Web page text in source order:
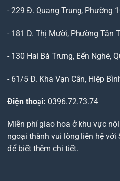
- 229 Đ. Quang Trung, Phường
- 181 D. Thị Mười, Phường Tân
- 130 Hai Bà Trưng, Bến Nghé,
- 61/5 Đ. Kha Vạn Cân, Hiệp
Điện thoại: 0396.72.73.74
Miễn phí giao hoa ở khu vực
ngoại thành vui lòng liên hệ với
để biết thêm chi tiết.